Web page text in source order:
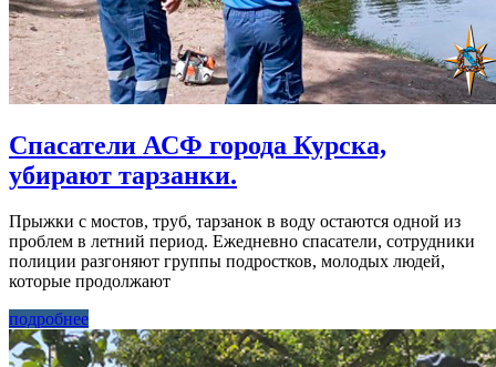
Спасатели АСФ города Курска,
убирают тарзанки.
Прыжки с мостов, труб, тарзанок в воду остаются одной из
проблем в летний период. Ежедневно спасатели, сотрудники
полиции разгоняют группы подростков, молодых людей,
которые продолжают
подробнее